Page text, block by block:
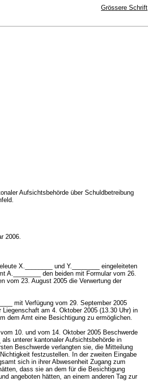
Grössere Schrift
Aufsichtsbehörde über Schuldbetreibung
2006.
X.________ und Y.________ eingeleiteten
A.________ den beiden mit Formular vom 26.
vom 23. August 2005 die Verwertung der
mit Verfügung vom 29. September 2005
am 4. Oktober 2005 (13.30 Uhr) in
dem Amt eine Besichtigung zu ermöglichen.
10. und vom 14. Oktober 2005 Beschwerde
unterer kantonaler Aufsichtsbehörde in
Beschwerde verlangten sie, die Mitteilung
festzustellen. In der zweiten Eingabe
sich in ihrer Abwesenheit Zugang zum
dass sie an dem für die Besichtigung
angeboten hätten, an einem anderen Tag zur